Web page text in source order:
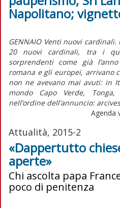
Napolitano;
GENNAIO Venti nuovi
20 nuovi cardinali, tra i
sorprendenti come già
romana e gli europei, arrivano
non ne avevano mai avuti: in
mondo Capo Verde, Tonga,
nell’ordine dell’annuncio:
Agenda
Attualità, 2015-2
«Dappertutto
aperte»
Chi ascolta papa
poco di penitenza